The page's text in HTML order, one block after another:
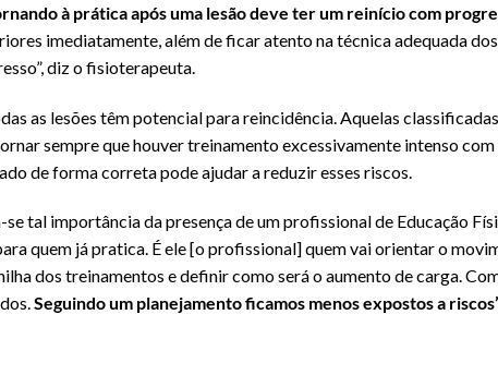
à prática após uma lesão deve ter um reinício com
imediatamente, além de ficar atento na técnica adequada
diz o fisioterapeuta.
as lesões têm potencial para reincidência. Aquelas
sempre que houver treinamento excessivamente intenso
de forma correta pode ajudar a reduzir esses riscos.
tal importância da presença de um profissional de Educação
quem já pratica. É ele [o profissional] quem vai orientar o
dos treinamentos e definir como será o aumento de carga.
Seguindo um planejamento ficamos menos expostos a